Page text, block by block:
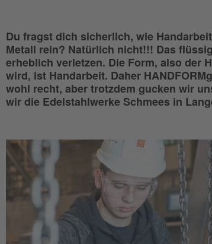
Du fragst dich sicherlich, wie
Metall rein? Natürlich nicht!!! Das
erheblich verletzen. Die Form, also der
wird, ist Handarbeit. Daher
wohl recht, aber trotzdem gucken wir
wir die Edelstahlwerke Schmees in